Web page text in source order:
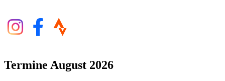
Termine August 2026